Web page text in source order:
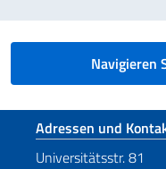
Navigieren
Fußbereich
Adressen und
Universitätsstr. 81